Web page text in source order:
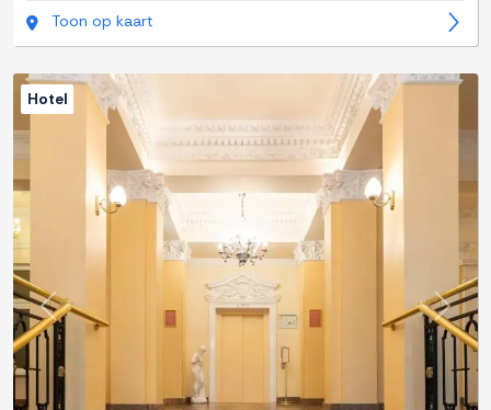
Toon op kaart
Previous Next
Hotel